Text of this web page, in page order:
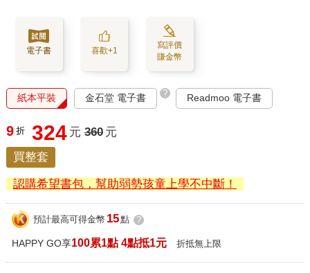
電子書 喜歡+1
寫評價
賺金幣
紙本平裝 金石堂 電子書 ? Readmoo 電子書
9 折 324 元 360 元
買整套
認購希望書包，幫助弱勢孩童上學不中斷！
預計最高可得金幣 15點 ?
HAPPY GO享100累1點 4點抵1元 折抵無上限